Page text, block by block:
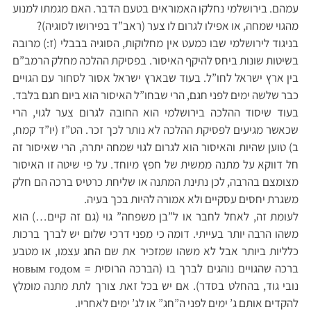
עמהם. בירושלמי נחלקו האמוראים בטעם הדבר. האם מגמתו למנוע
מהגוי שמחה, או אפילו לגרום לו צער (ראב”ד בפירושו לסוגיה)?
בניגוד לירושלמי שבו כמעט אין מחלוקות, הסוגיה בבבלי (ז:) מרובה
בשיטות שונות ביחס להיקף האיסור. בפסיקת ההלכה מחלק הרמב”ם
בין ארץ ישראל לחו”ל. בעוד שבארץ ישראל אסור לסחור עם הגויים
כבר שלשה ימים לפני חגם, הרי שבחו”ל האיסור הוא ביום חגם בלבד.
בעוד שיסוד ההלכה בירושלמי הוא החובה לגרום צער לגוי, הרי
שכאשר מגיעים לפסיקת ההלכה לא נותר לכך זכר. הט”ז (יו”ד קמח,
ב) טוען שהיות והאיסור הוא לגרום לגוי שמחה יתרה, הרי שאיסור זה
חל דווקא על מתנה ממשית של חפץ מיוחד. על פי שיטה זו האיסור
מצומצם בהרבה, לכן נתינת המתנה או שליחת כרטיס ברכה הם חלק
משגרת יחסים עסקיים ולא אמורה להיות בכך בעיה.
לעומת זה, לאחל לחבר או ל”בן משפחה” גוי (גם זה קיים…) הוא
משהו הרבה יותר בעייתי. דומה כי מפני דרכי שלום יש לברך ברכות
כלליות ביותר אבל לא משהו שמזכיר את שם החג עצמו, או מטבע
ברכה שהגויים נוהגים לברך בו (הברכה הרוסית = новым годом
נובי גוד, בהחלט בסדר). אם יש בכל זאת צורך לתת מתנה מומלץ
להקדים אותם ג’ ימים לפני ה”חג” או לג’ ימים לאחריו.